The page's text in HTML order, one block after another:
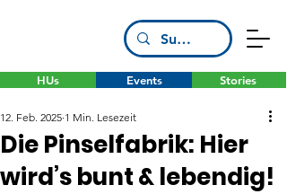
HUs Stories
Events
Die Pinselfabrik: Hier
wird’s bunt & lebendig!
12. Feb. 2025 1 Min. Lesezeit